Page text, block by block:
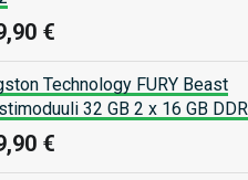
€
Technology FURY Beast
32 GB 2 x 16 GB
€